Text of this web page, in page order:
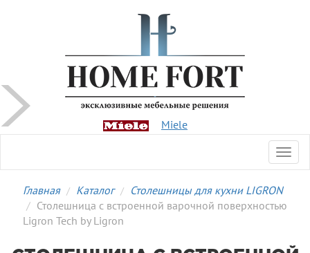
Miele
Главная Каталог
Столешницы для кухни LIGRON
Столешница с встроенной варочной поверхностью
Ligron Tech by Ligron